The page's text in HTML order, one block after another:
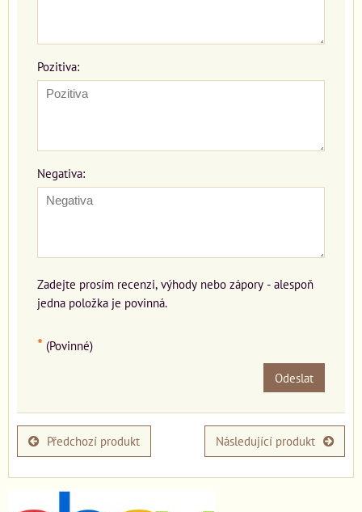
Pozitiva:
Negativa:
Zadejte prosím recenzi, výhody nebo zápory - alespoň
jedna položka je povinná.
* (Povinné)
Odeslat
Předchozí produkt Následující produkt